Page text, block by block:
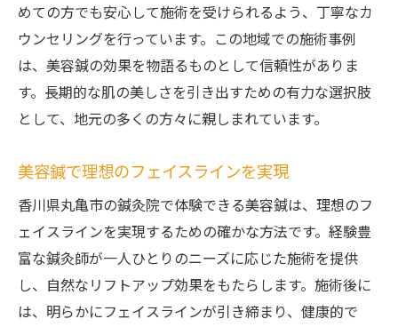
めての方でも安心して施術を受けられるよう、丁寧なカ
ウンセリングを行っています。この地域での施術事例
は、美容鍼の効果を物語るものとして信頼性がありま
す。長期的な肌の美しさを引き出すための有力な選択肢
として、地元の多くの方々に親しまれています。
美容鍼で理想のフェイスラインを実現
香川県丸亀市の鍼灸院で体験できる美容鍼は、理想のフ
ェイスラインを実現するための確かな方法です。経験豊
富な鍼灸師が一人ひとりのニーズに応じた施術を提供
し、自然なリフトアップ効果をもたらします。施術後に
は、明らかにフェイスラインが引き締まり、健康的で